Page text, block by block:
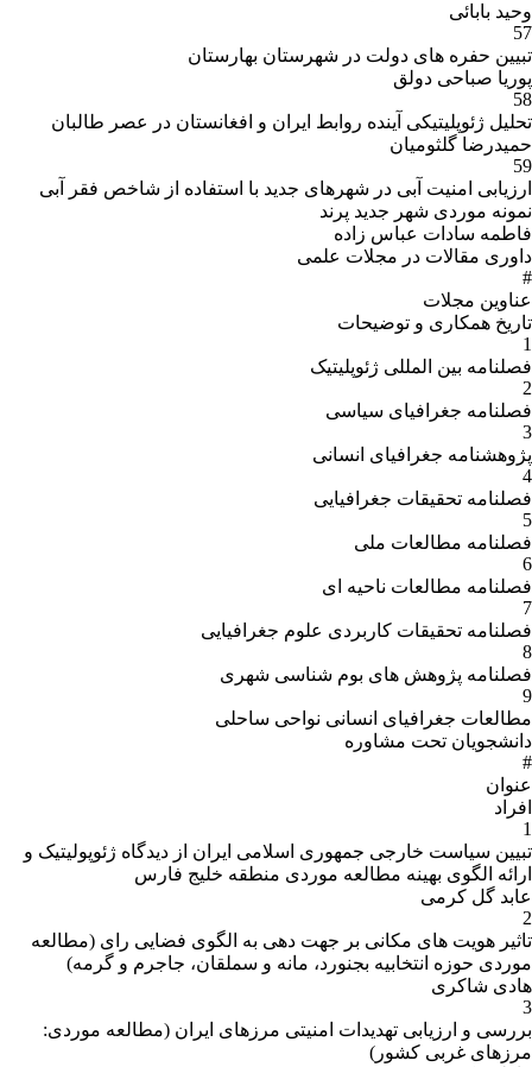
وحید بابائی
57
تبیین حفره های دولت در شهرستان بهارستان
پوریا صباحی دولق
58
تحلیل ژئوپلیتیکی آینده روابط ایران و افغانستان در عصر طالبان
حمیدرضا گلثومیان
59
ارزیابی امنیت آبی در شهرهای جدید با استفاده از شاخص فقر آبی
نمونه موردی شهر جدید پرند
فاطمه سادات عباس زاده
داوری مقالات در مجلات علمی
#
عناوین مجلات
تاریخ همکارى و توضیحات
1
فصلنامه بین المللی ژئوپلیتیک
2
فصلنامه جغرافیای سیاسی
3
پژوهشنامه جغرافیای انسانی
4
فصلنامه تحقیقات جغرافیایی
5
فصلنامه مطالعات ملی
6
فصلنامه مطالعات ناحیه ای
7
فصلنامه تحقیقات کاربردی علوم جغرافیایی
8
فصلنامه پژوهش های بوم شناسی شهری
9
مطالعات جغرافیای انسانی نواحی ساحلی
دانشجویان تحت مشاوره
#
عنوان
افراد
1
تبیین سیاست خارجی جمهوری اسلامی ایران از دیدگاه ژئوپولیتیک و
ارائه الگوی بهینه مطالعه موردی منطقه خلیج فارس
عابد گل کرمی
2
تاثیر هویت های مکانی بر جهت دهی به الگوی فضایی رای (مطالعه
موردی حوزه انتخابیه بجنورد، مانه و سملقان، جاجرم و گرمه)
هادی شاکری
3
بررسی و ارزیابی تهدیدات امنیتی مرزهای ایران (مطالعه موردی:
مرزهای غربی کشور)